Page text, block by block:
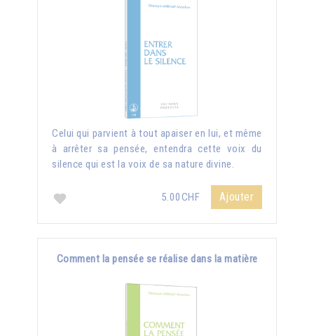
Celui qui parvient à tout apaiser en lui, et même
à arrêter sa pensée, entendra cette voix du
silence qui est la voix de sa nature divine.
5.00CHF Ajouter
Comment la pensée se réalise dans la matière